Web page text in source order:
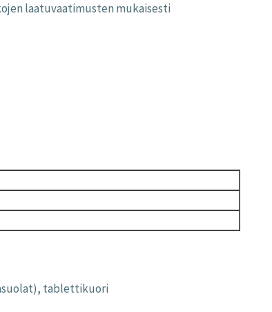
laatuvaatimusten mukaisesti
tablettikuori